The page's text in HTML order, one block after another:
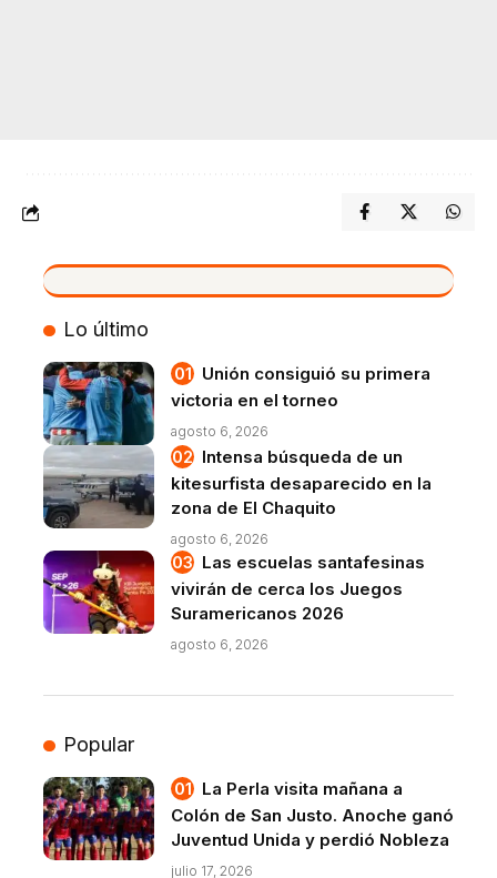
VIVO
Lo último
Unión consiguió su primera
victoria en el torneo
agosto 6, 2026
Intensa búsqueda de un
kitesurfista desaparecido en la
zona de El Chaquito
agosto 6, 2026
Las escuelas santafesinas
vivirán de cerca los Juegos
Suramericanos 2026
agosto 6, 2026
Popular
La Perla visita mañana a
Colón de San Justo. Anoche ganó
Juventud Unida y perdió Nobleza
julio 17, 2026